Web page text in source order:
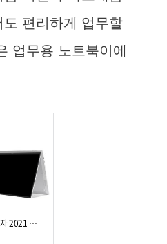
편리하게 업무할
업무용 노트북이에